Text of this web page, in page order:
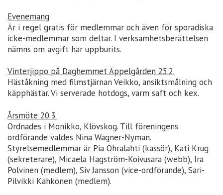
Evenemang
Är i regel gratis för medlemmar och även för sporadiska
icke-medlemmar som deltar. I verksamhetsberättelsen
nämns om avgift har uppburits.
Vinterjippo på Daghemmet Äppelgården 25.2.
Häståkning med filmstjärnan Veikko, ansiktsmålning och
käpphästar. Vi serverade hotdogs, varm saft och kex.
Årsmöte 20.3.
Ordnades i Monikko, Klövskog. Till föreningens
ordförande valdes Nina Wagner-Nyman.
Styrelsemedlemmar är Pia Ohralahti (kassör), Kati Krug
(sekreterare), Micaela Hagström-Koivusara (webb), Ira
Polvinen (medlem), Siv Jansson (vice-ordförande), Sari-
Pilvikki Kähkönen (medlem).